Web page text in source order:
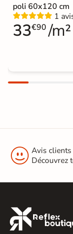
poli 60x120 cm
1
33€90 /m²
 Avis clients
Découvrez